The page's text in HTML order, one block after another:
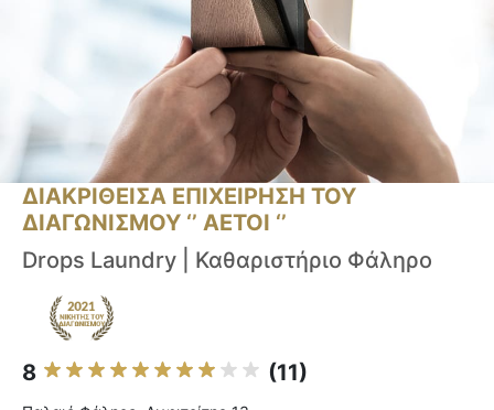
ΔΙΑΚΡΙΘΕΙΣΑ ΕΠΙΧΕΙΡΗΣΗ ΤΟΥ
ΔΙΑΓΩΝΙΣΜΟΥ ‘’ ΑΕΤΟΙ ‘’
Drops Laundry | Καθαριστήριο Φάληρο
8 (11)